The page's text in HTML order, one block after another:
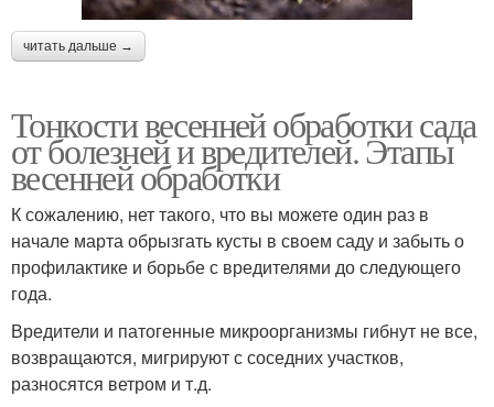
читать дальше →
Тонкости весенней обработки сада
от болезней и вредителей. Этапы
весенней обработки
К сожалению, нет такого, что вы можете один раз в
начале марта обрызгать кусты в своем саду и забыть о
профилактике и борьбе с вредителями до следующего
года.
Вредители и патогенные микроорганизмы гибнут не все,
возвращаются, мигрируют с соседних участков,
разносятся ветром и т.д.